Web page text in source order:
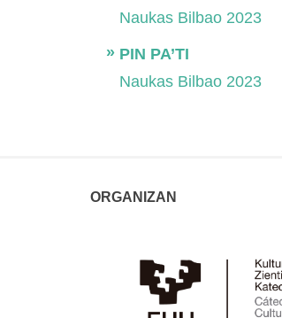
Naukas Bilbao 2023
PIN PA’TI
Naukas Bilbao 2023
ORGANIZAN